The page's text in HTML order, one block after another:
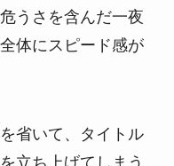
うさを含んだ一夜
体にスピード感が
省いて、タイトル
立ち上げてしまう